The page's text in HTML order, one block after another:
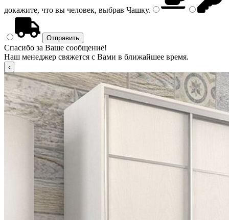
докажите, что вы человек, выбрав Чашку.
Спасибо за Ваше сообщение!
Наш менеджер свяжется с Вами в ближайшее время.